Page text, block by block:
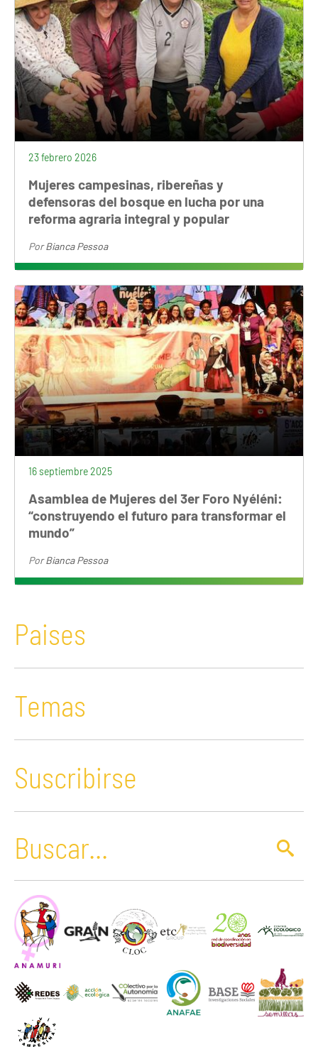
23 febrero 2026
Mujeres campesinas, ribereñas y
defensoras del bosque en lucha por una
reforma agraria integral y popular
PorBianca Pessoa
16 septiembre 2025
Asamblea de Mujeres del 3er Foro Nyéléni:
“construyendo el futuro para transformar el
mundo”
PorBianca Pessoa
Paises
Temas
Suscribirse